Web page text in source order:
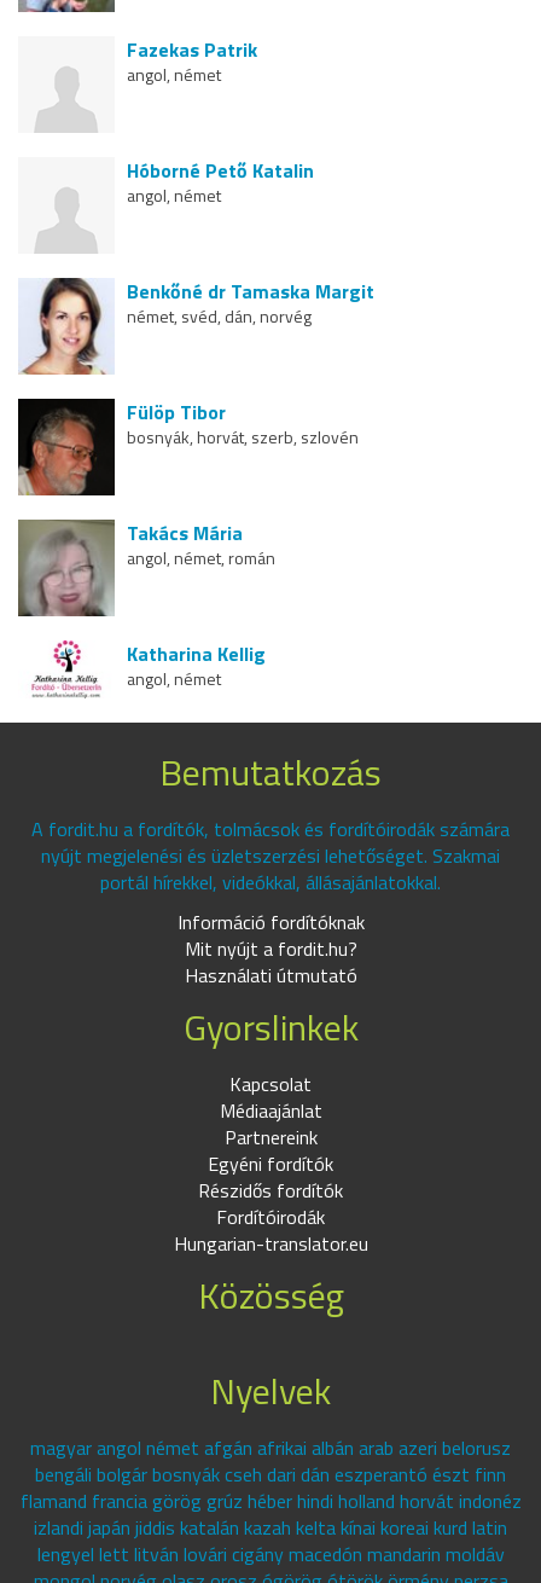
Fazekas Patrik
angol, német
Hóborné Pető Katalin
angol, német
Benkőné dr Tamaska Margit
német, svéd, dán, norvég
Fülöp Tibor
bosnyák, horvát, szerb, szlovén
Takács Mária
angol, német, román
Katharina Kellig
angol, német
Bemutatkozás
A fordit.hu a fordítók, tolmácsok és fordítóirodák számára
nyújt megjelenési és üzletszerzési lehetőséget. Szakmai
portál hírekkel, videókkal, állásajánlatokkal.
Információ fordítóknak
Mit nyújt a fordit.hu?
Használati útmutató
Gyorslinkek
Kapcsolat
Médiaajánlat
Partnereink
Egyéni fordítók
Részidős fordítók
Fordítóirodák
Hungarian-translator.eu
Közösség
Nyelvek
magyar angol német afgán afrikai albán arab azeri belorusz
bengáli bolgár bosnyák cseh dari dán eszperantó észt finn
flamand francia görög grúz héber hindi holland horvát indonéz
izlandi japán jiddis katalán kazah kelta kínai koreai kurd latin
lengyel lett litván lovári cigány macedón mandarin moldáv